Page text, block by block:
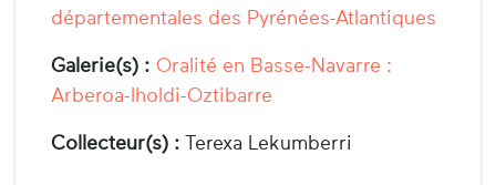
départementales des Pyrénées-Atlantiques
Galerie(s) : Oralité en Basse-Navarre :
Arberoa-Iholdi-Oztibarre
Collecteur(s) : Terexa Lekumberri